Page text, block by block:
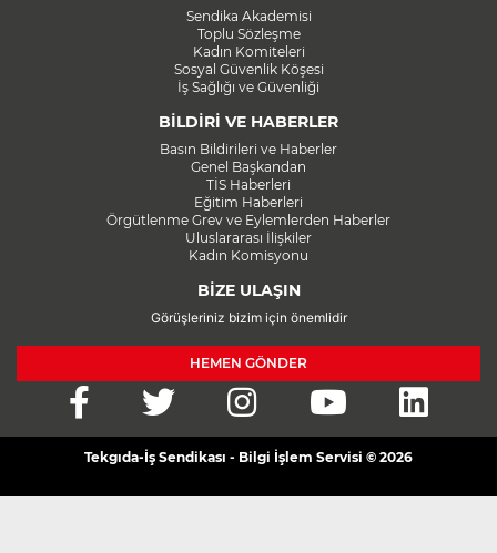
Sendika Akademisi
Toplu Sözleşme
Kadın Komiteleri
Sosyal Güvenlik Köşesi
İş Sağlığı ve Güvenliği
BİLDİRİ VE HABERLER
Basın Bildirileri ve Haberler
Genel Başkandan
TİS Haberleri
Eğitim Haberleri
Örgütlenme Grev ve Eylemlerden Haberler
Uluslararası İlişkiler
Kadın Komisyonu
BİZE ULAŞIN
Görüşleriniz bizim için önemlidir
HEMEN GÖNDER
Tekgıda-İş Sendikası - Bilgi İşlem Servisi © 2026